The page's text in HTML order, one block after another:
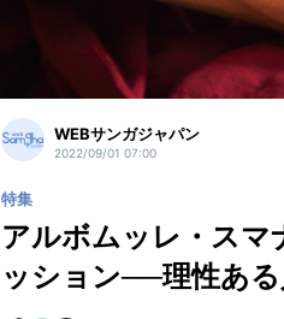
WEBサンガジャパン
2022/09/01 07:00
特集
アルボムッレ・スマ
ッション──理性あ